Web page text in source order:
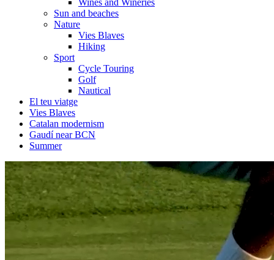
Wines and Wineries
Sun and beaches
Nature
Vies Blaves
Hiking
Sport
Cycle Touring
Golf
Nautical
El teu viatge
Vies Blaves
Catalan modernism
Gaudí near BCN
Summer